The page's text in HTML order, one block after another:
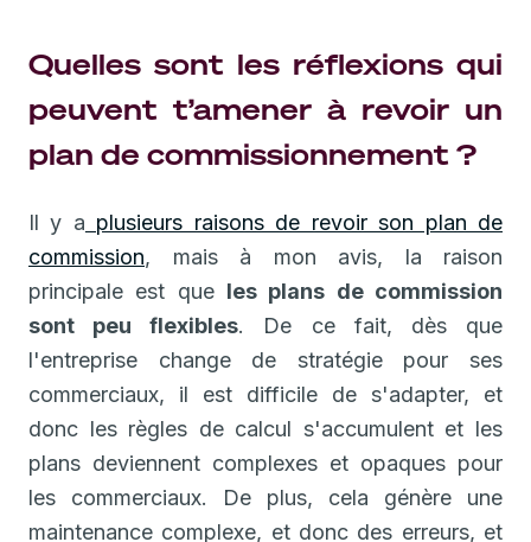
Quelles sont les réflexions qui
peuvent t’amener à revoir un
plan de commissionnement ?
Il y a plusieurs raisons de revoir son plan de
commission, mais à mon avis, la raison
principale est que les plans de commission
sont peu flexibles. De ce fait, dès que
l'entreprise change de stratégie pour ses
commerciaux, il est difficile de s'adapter, et
donc les règles de calcul s'accumulent et les
plans deviennent complexes et opaques pour
les commerciaux. De plus, cela génère une
maintenance complexe, et donc des erreurs, et